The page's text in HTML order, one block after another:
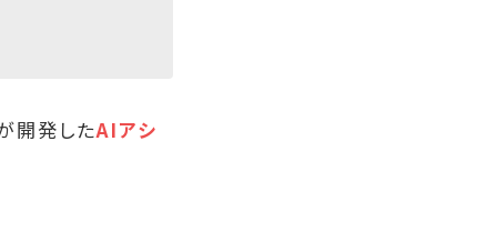
開発したAIアシ